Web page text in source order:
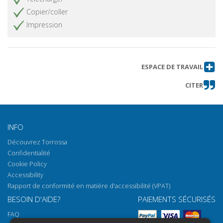
Copier/coller
Impression
ESPACE DE TRAVAIL
CITER
INFO
Découvrez Torrossa
Confidentialité
Cookie Policy
Accessibility
Rapport de conformité en matière d'accessibilité (VPAT)
BESOIN D'AIDE?
FAQ
PAIEMENTS SÉCURISÉS